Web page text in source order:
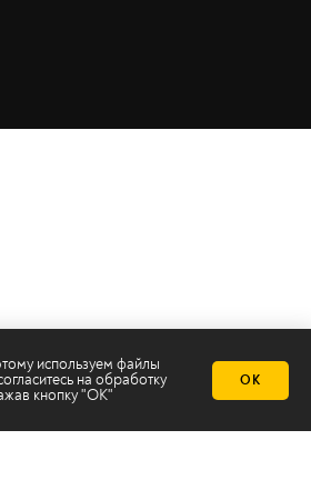
используем файлы
на обработку
кнопку "ОК"
ОК